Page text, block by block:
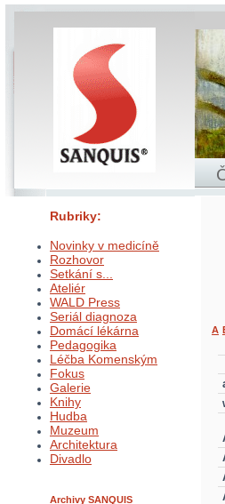
Rubriky:
Novinky v medicíně
Rozhovor
Setkání s...
Ateliér
WALD Press
Seriál diagnoza
Domácí lékárna
Pedagogika
Léčba Komenským
Fokus
Galerie
Knihy
Hudba
Muzeum
Architektura
Divadlo
Archivy SANQUIS
A